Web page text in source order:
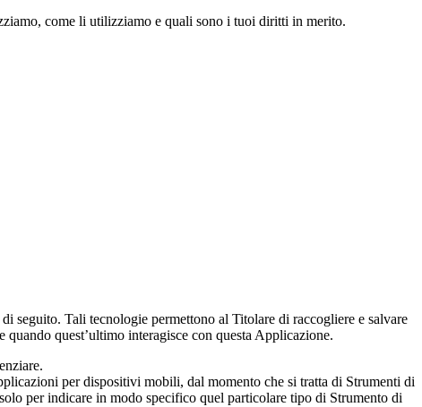
come li utilizziamo e quali sono i tuoi diritti in merito.
seguito. Tali tecnologie permettono al Titolare di raccogliere e salvare
quest’ultimo interagisce con questa Applicazione.
per dispositivi mobili, dal momento che si tratta di Strumenti di
per indicare in modo specifico quel particolare tipo di Strumento di